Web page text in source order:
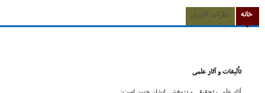
خانه نظرات کاربران
تألیفات و آثار علمى